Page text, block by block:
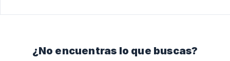
¿No encuentras lo que buscas?